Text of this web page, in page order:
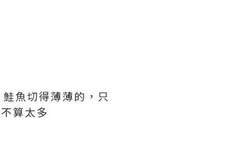
魚切得薄薄的，只
算太多